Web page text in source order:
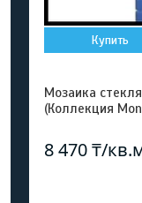
Купить
Мозаика
(Коллекция
8 470 ₸/